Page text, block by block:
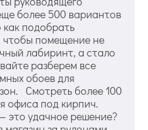
более 500 вариантов
подобрать
чтобы помещение не
лабиринт, а стало
разберем все
обоев для
Смотреть более 100
офиса под кирпич.
это удачное решение?